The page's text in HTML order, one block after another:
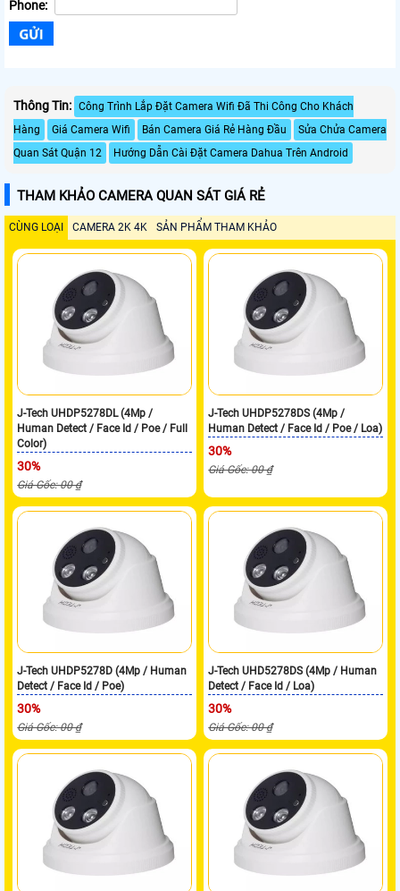
Phone:
Thông Tin: Công Trình Lắp Đặt Camera Wifi Đã Thi Công Cho Khách
Hàng
Giá Camera Wifi Bán Camera Giá Rẻ Hàng Đầu
Sửa Chửa Camera
Quan Sát Quận 12
Hướng Dẫn Cài Đặt Camera Dahua Trên Android
THAM KHẢO CAMERA QUAN SÁT GIÁ RẺ
CÙNG LOẠI CAMERA 2K 4K SẢN PHẨM THAM KHẢO
J-Tech UHDP5278DL (4Mp /
Human Detect / Face Id / Poe / Full
Color)
30%
Giá Gốc: 00 ₫
J-Tech UHDP5278DS (4Mp /
Human Detect / Face Id / Poe / Loa)
30%
Giá Gốc: 00 ₫
J-Tech UHDP5278D (4Mp / Human
Detect / Face Id / Poe)
30%
Giá Gốc: 00 ₫
J-Tech UHD5278DS (4Mp / Human
Detect / Face Id / Loa)
30%
Giá Gốc: 00 ₫